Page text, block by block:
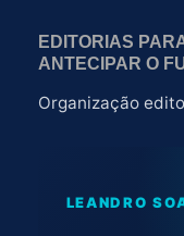
EDITORIAS
ANTECIPAR O
Organização
LEANDRO